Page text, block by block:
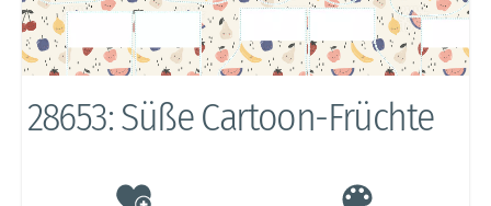
28653: Süße Cartoon-Früchte